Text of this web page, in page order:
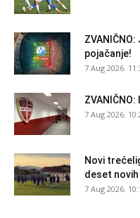
pojačanje!
7 Aug 2026.
7 Aug 2026.
Novi
deset
7 Aug 2026.